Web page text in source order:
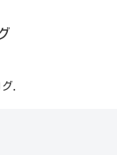
.